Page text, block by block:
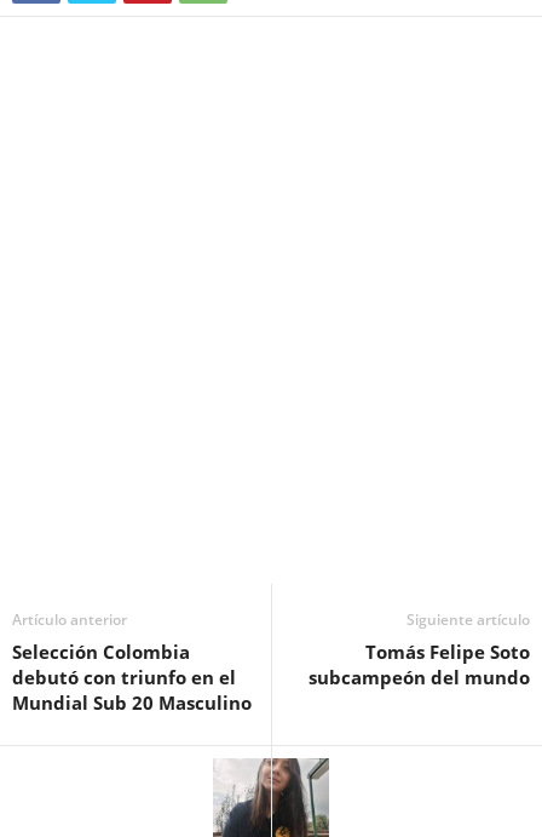
Artículo anterior
Selección Colombia
debutó con triunfo en el
Mundial Sub 20 Masculino
Siguiente artículo
Tomás Felipe Soto
subcampeón del mundo